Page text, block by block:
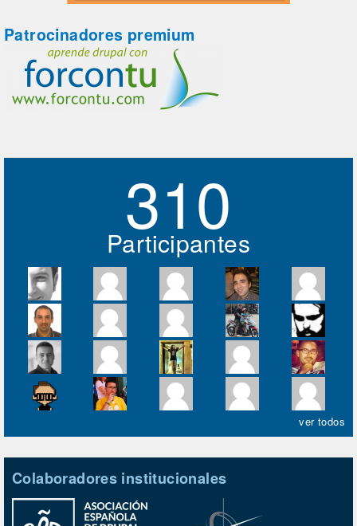
Patrocinadores premium
310
Participantes
ver todos
Colaboradores institucionales